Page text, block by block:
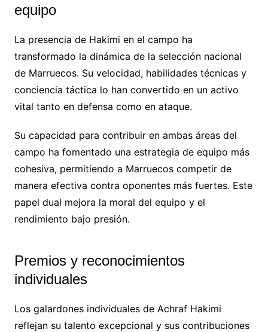
equipo
La presencia de Hakimi en el campo ha
transformado la dinámica de la selección nacional
de Marruecos. Su velocidad, habilidades técnicas y
conciencia táctica lo han convertido en un activo
vital tanto en defensa como en ataque.
Su capacidad para contribuir en ambas áreas del
campo ha fomentado una estrategia de equipo más
cohesiva, permitiendo a Marruecos competir de
manera efectiva contra oponentes más fuertes. Este
papel dual mejora la moral del equipo y el
rendimiento bajo presión.
Premios y reconocimientos
individuales
Los galardones individuales de Achraf Hakimi
reflejan su talento excepcional y sus contribuciones